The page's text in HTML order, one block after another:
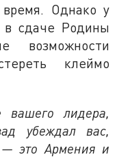
Однако у
в сдаче Родины
возможности
клеймо
вашего лидера,
убеждал вас,
— это Армения и